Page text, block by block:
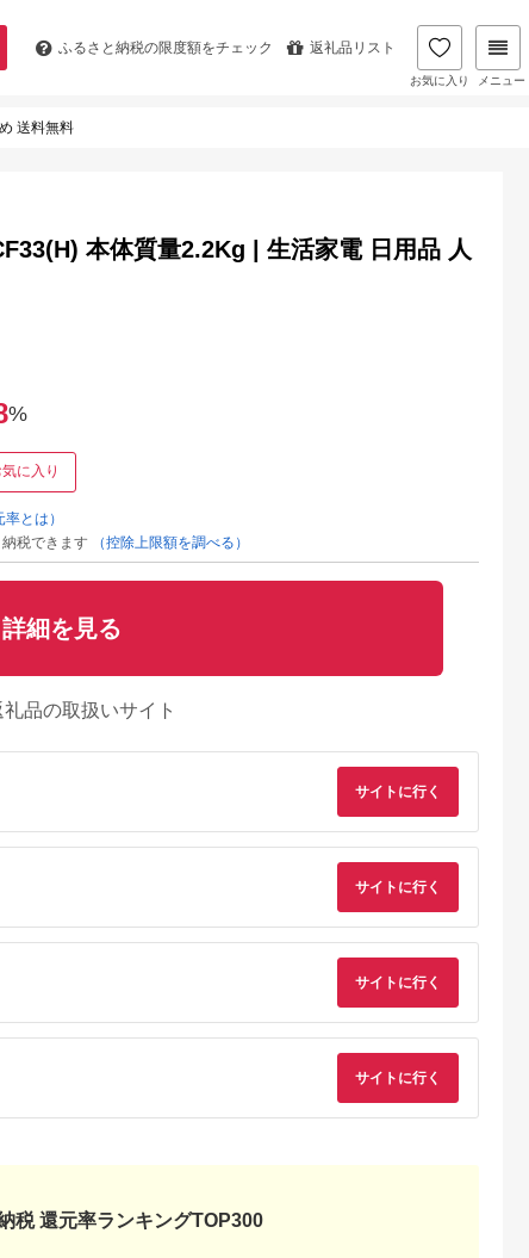
ふるさと納税の限度額をチェック 返礼品リスト
お気に入り メニュー
送料無料
納税
税
京都 府京都市
香川県 坂出市
本体質量2.2Kg | 生活家電 日用品 人
%
気に入り
率とは）
税できます
（控除上限額を調べる）
詳細を見る
礼品の取扱いサイト
サイトに行く
サイトに行く
サイトに行く
サイトに行く
税 還元率ランキングTOP300